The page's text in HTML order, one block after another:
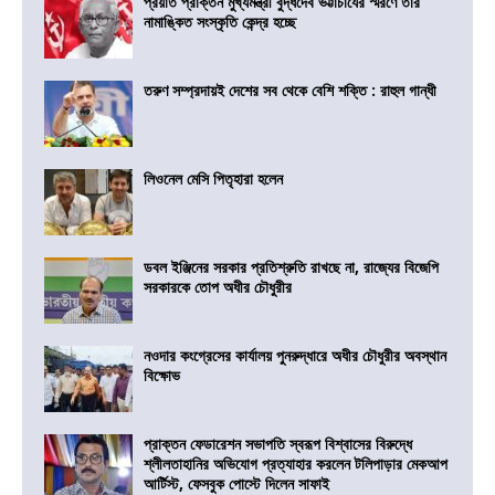
নামাঙ্কিত সংস্কৃতি কেন্দ্র হচ্ছে
তরুণ সম্প্রদায়ই দেশের সব থেকে বেশি শক্তি : রাহুল গান্ধী
লিওনেল মেসি পিতৃহারা হলেন
ডবল ইঞ্জিনের সরকার প্রতিশ্রুতি রাখছে না, রাজ্যের বিজেপি
সরকারকে তোপ অধীর চৌধুরীর
নওদার কংগ্রেসের কার্যালয় পুনরুদ্ধারে অধীর চৌধুরীর অবস্থান
বিক্ষোভ
প্রাক্তন ফেডারেশন সভাপতি স্বরূপ বিশ্বাসের বিরুদ্ধে
শ্লীলতাহানির অভিযোগ প্রত্যাহার করলেন টলিপাড়ার মেকআপ
আর্টিস্ট, ফেসবুক পোস্টে দিলেন সাফাই